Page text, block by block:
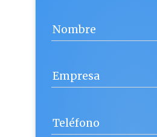
Nombre
Empresa
Teléfono